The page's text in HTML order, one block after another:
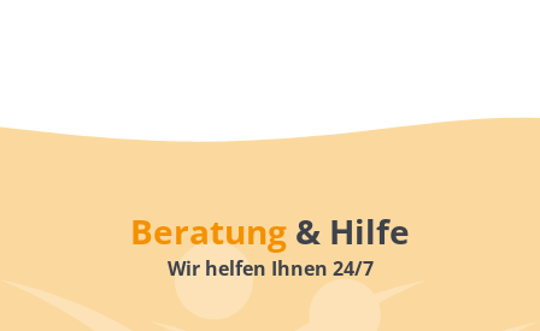
Beratung & Hilfe
Wir helfen Ihnen 24/7